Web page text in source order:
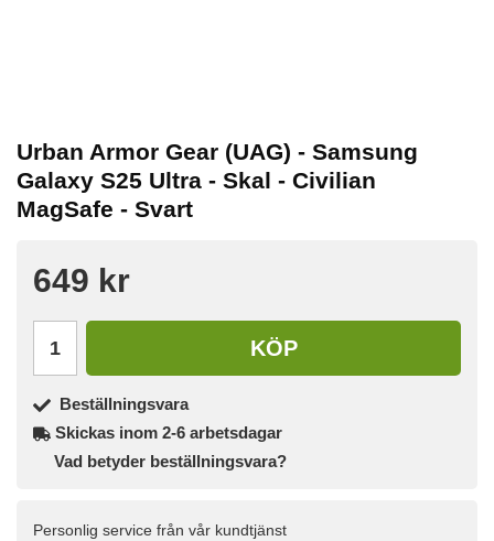
Urban Armor Gear (UAG) - Samsung
Galaxy S25 Ultra - Skal - Civilian
MagSafe - Svart
649 kr
KÖP
Beställningsvara
Skickas inom 2-6 arbetsdagar
Vad betyder beställningsvara?
Personlig service från vår kundtjänst